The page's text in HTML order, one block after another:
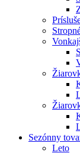
Sezónny
Leto